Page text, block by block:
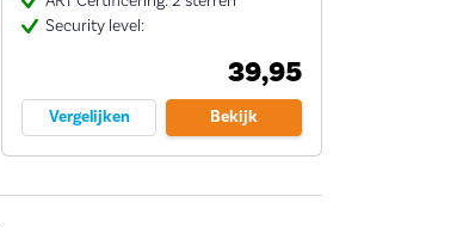
Security level:
39,95
Vergelijken Bekijk